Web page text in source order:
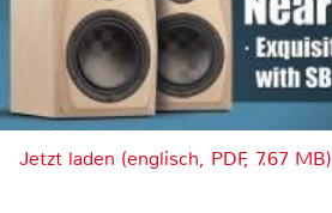
Jetzt laden (englisch, PDF, 7.67 MB)